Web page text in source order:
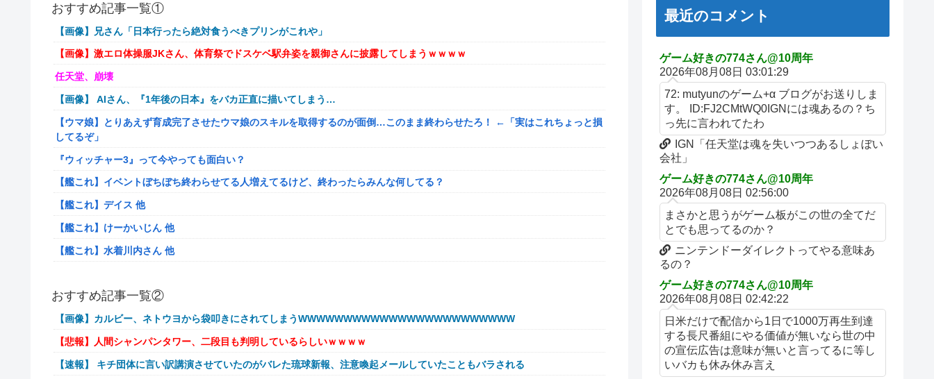
おすすめ記事一覧①
【画像】兄さん「日本行ったら絶対食うべきプリンがこれや」
【画像】激エロ体操服JKさん、体育祭でドスケベ駅弁姿を親御さんに披露してしまうｗｗｗｗ
任天堂、崩壊
【画像】 AIさん、『1年後の日本』をバカ正直に描いてしまう…
【ウマ娘】とりあえず育成完了させたウマ娘のスキルを取得するのが面倒…このまま終わらせたろ！ ←「実はこれちょっと損
してるぞ」
『ウィッチャー3』って今やっても面白い？
【艦これ】イベントぼちぼち終わらせてる人増えてるけど、終わったらみんな何してる？
【艦これ】デイス 他
【艦これ】けーかいじん 他
【艦これ】水着川内さん 他
女「43億円注文して………キャンセルっと！」←こいつの目的
【驚愕】マチアプで会った外国人からまさかの『こう』言われたんやがこれワイ詰みか？？？？？？？
【動画】手術中に熊本地震直撃やばすぎる
避難所にベッドがない！と文句たらたらだった左派、実際に避難所にベッドが搬入されてしまった結果……
おすすめ記事一覧②
【画像】カルビー、ネトウヨから袋叩きにされてしまうWWWWWWWWWWWWWWWWWWWWWWWW
【悲報】人間シャンパンタワー、二段目も判明しているらしいｗｗｗｗ
【速報】 キチ団体に言い訳講演させていたのがバレた琉球新報、注意喚起メールしていたこともバラされる
最近のコメント
ゲーム好きの774さん@10周年
2026年08月08日 03:01:29
72: mutyunのゲーム+α ブログがお送りしま
す。 ID:FJ2CMtWQ0IGNには魂あるの？ち
っ先に言われてたわ
IGN「任天堂は魂を失いつつあるしょぼい
会社」
ゲーム好きの774さん@10周年
2026年08月08日 02:56:00
まさかと思うがゲーム板がこの世の全てだ
とでも思ってるのか？
ニンテンドーダイレクトってやる意味あ
るの？
ゲーム好きの774さん@10周年
2026年08月08日 02:42:22
日米だけで配信から1日で1000万再生到達
する長尺番組にやる価値が無いなら世の中
の宣伝広告は意味が無いと言ってるに等し
いバカも休み休み言え